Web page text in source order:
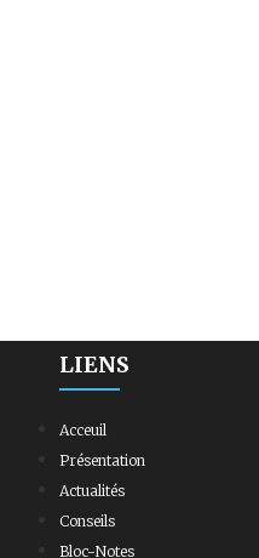
LIENS
Acceuil
Présentation
Actualités
Conseils
Bloc-Notes